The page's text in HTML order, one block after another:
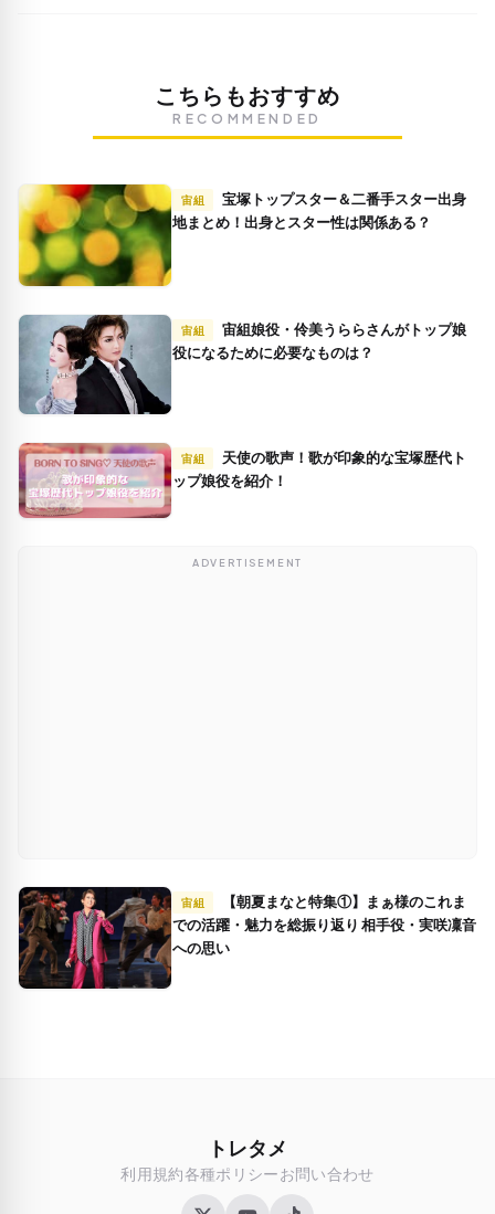
こちらもおすすめ
RECOMMENDED
宙組
地まとめ！出身とスター性は関係ある？
宙組
役になるために必要なものは？
宙組
ップ娘役を紹介！
ADVERTISEMENT
宙組
での活躍・魅力を総振り返り 相手役・実咲凜音
への思い
トレタメ
利用規約各種ポリシーお問い合わせ